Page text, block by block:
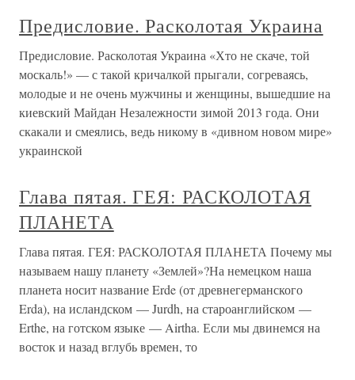
Предисловие. Расколотая Украина
Предисловие. Расколотая Украина «Хто не скаче, той
москаль!» — с такой кричалкой прыгали, согреваясь,
молодые и не очень мужчины и женщины, вышедшие на
киевский Майдан Незалежности зимой 2013 года. Они
скакали и смеялись, ведь никому в «дивном новом мире»
украинской
Глава пятая. ГЕЯ: РАСКОЛОТАЯ
ПЛАНЕТА
Глава пятая. ГЕЯ: РАСКОЛОТАЯ ПЛАНЕТА Почему мы
называем нашу планету «Землей»?На немецком наша
планета носит название Erde (от древнегерманского
Erda), на исландском — Jurdh, на староанглийском —
Erthe, на готском языке — Airtha. Если мы двинемся на
восток и назад вглубь времен, то